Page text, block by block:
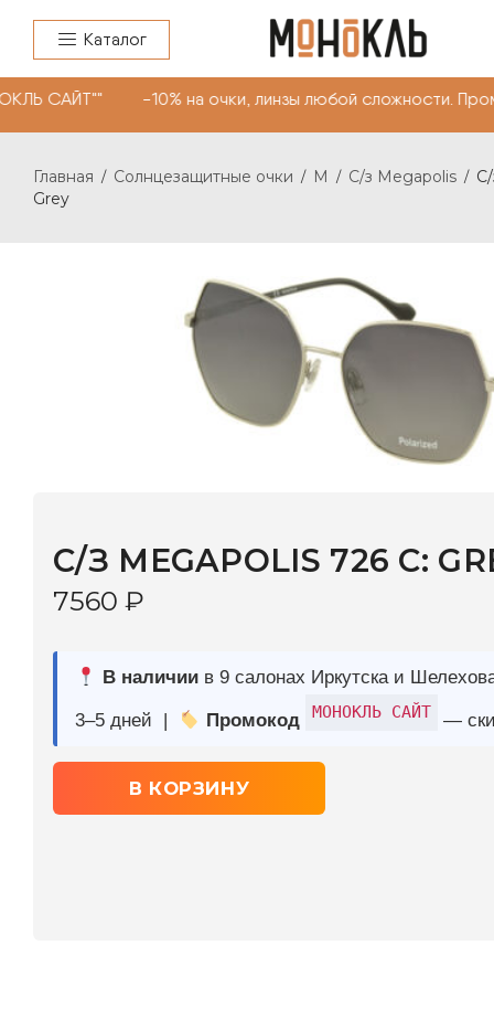
Каталог
САЙТ"" -10% на очки, линзы любой
Главная / Солнцезащитные очки / M / C/з Megapolis /
Grey
C/З MEGAPOLIS 726 С: GREY
В наличиив 9 салонах Иркутска и Шелехова |
3–5 дней |